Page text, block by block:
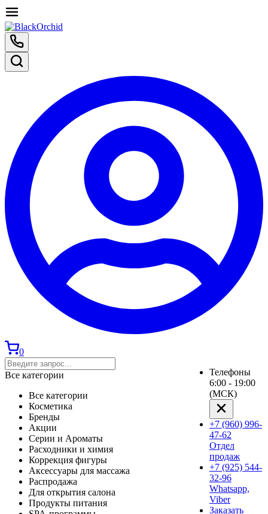
0
Все категории
Все категории
Косметика
Бренды
Акции
Серии и Ароматы
Расходники и химия
Коррекция фигуры
Аксессуары для массажа
Распродажа
Для открытия салона
Продукты питания
Телефоны
6:00 - 19:00
(МСК)
+7 (960) 996-
47-62
Отдел
продаж
+7 (925) 544-
32-96
Whatsapp,
Viber
Заказать